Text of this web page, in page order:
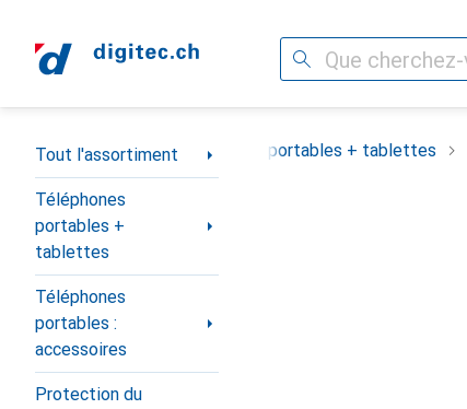
Recherche
Navigation par catégorie
Tout l'assortiment
Téléphones
portables +
tablettes
Téléphones
portables :
accessoires
Protection du
Tout l'assortiment Téléphones portables + tablettes